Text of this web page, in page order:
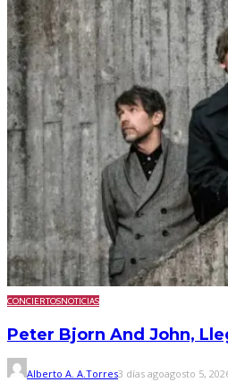
CONCIERTOSNOTICIAS
Peter Bjorn And John,
Alberto A. A.Torres3 días agoagosto 5,